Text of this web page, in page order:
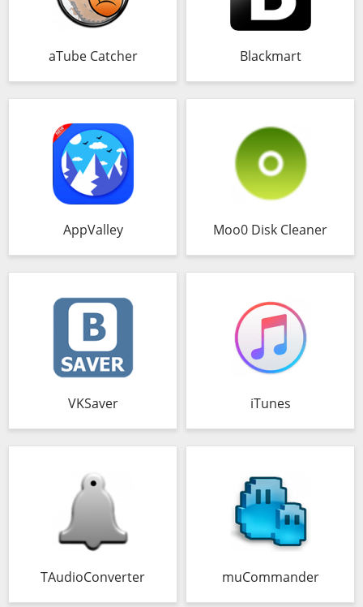
aTube Catcher Blackmart
AppValley Moo0 Disk Cleaner
VKSaver iTunes
TAudioConverter muCommander